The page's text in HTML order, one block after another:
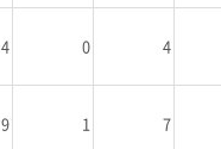
4 0 4
9 1 7